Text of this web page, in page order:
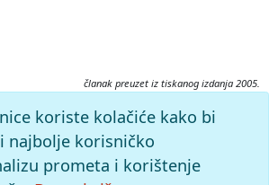
članak preuzet iz tiskanog izdanja 2005.
sustav.Istarska enciklopedija (2005),
zavod Miroslav Krleža, 2026.
<https://istra.lzmk.hr/clanak/443>.
koriste kolačiće kako bi
najbolje korisničko
prometa i korištenje